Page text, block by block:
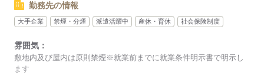
勤務先の情報
大手企業 禁煙・分煙 派遣活躍中 産休・育休 社会保険制度
雰囲気：
敷地内及び屋内は原則禁煙※就業前までに就業条件明示書で明示し
ます